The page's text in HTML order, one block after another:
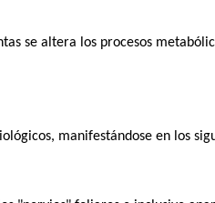
se altera los procesos
manifestándose en los